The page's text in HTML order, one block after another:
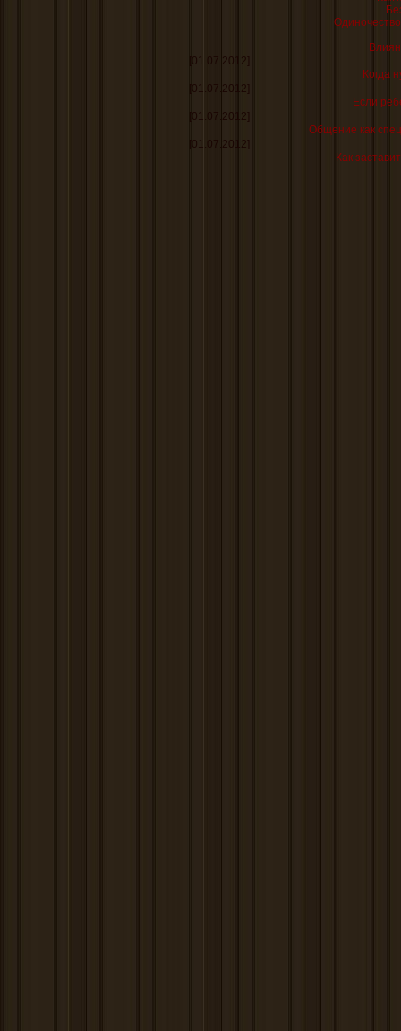
[01.07.2012]
Когда
[01.07.2012]
Если
[01.07.2012]
Общение как
[01.07.2012]
Как